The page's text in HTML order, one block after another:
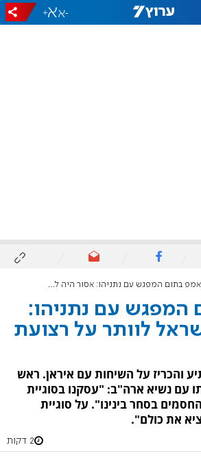
-
+
בתום המפגש עם נתניהו: אסור היה לישראל לוותר על רצועת עזה
המפגש עם נתניהו:
לוותר על רצועת
והכריז על השיחות עם איראן. ראש
עם נשיא ארה"ב: "עסקנו בסוגיית
בסחר בינינו". על סוגיית
את כולם".
2 דקות